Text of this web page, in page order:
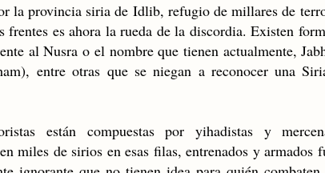
la provincia siria de Idlib, refugio de millares de
frentes es ahora la rueda de la discordia. Existen
al Nusra o el nombre que tienen actualmente,
entre otras que se niegan a reconocer una
están compuestas por yihadistas y
miles de sirios en esas filas, entrenados y armados